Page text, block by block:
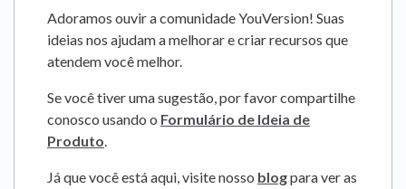
Adoramos ouvir a comunidade YouVersion! Suas
ideias nos ajudam a melhorar e criar recursos que
atendem você melhor.
Se você tiver uma sugestão, por favor compartilhe
conosco usando o Formulário de Ideia de
Produto.
Já que você está aqui, visite nosso blogpara ver as